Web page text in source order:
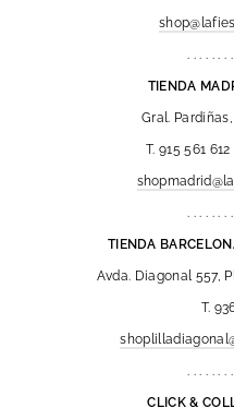
. . . . . . .
TIENDA
Gral.
T. 915 561
. . . . . . .
TIENDA
Avda. Diagonal 557,
T.
. . . . . . .
CLICK &